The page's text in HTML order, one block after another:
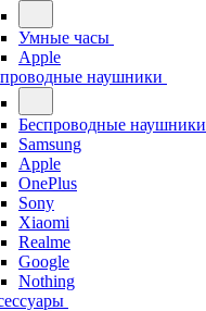
Умные часы
Apple
наушники
Беспроводные наушники
Samsung
Apple
OnePlus
Sony
Xiaomi
Realme
Google
Nothing